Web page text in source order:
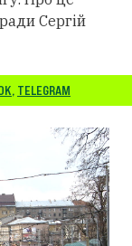
Сергій
, TELEGRAM